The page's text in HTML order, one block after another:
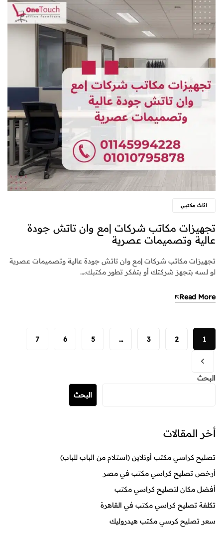
اثاث مكتبي
تجهيزات مكاتب شركات |مع وان تاتش جودة
عالية وتصميمات عصرية
تجهيزات مكاتب شركات |مع وان تاتش جودة عالية وتصميمات عصرية
لو لسه بتجهز شركتك أو بتفكر تطور مكتبك،…
Read More
1
2
3
…
5
6
7
البحث
البحث
أخر المقالات
تصليح كراسي مكتب أونلاين (استلام من الباب للباب)
أرخص تصليح كراسي مكتب في مصر
أفضل مكان لتصليح كراسي مكتب
تكلفة تصليح كراسي مكتب في القاهرة
سعر تصليح كرسي مكتب هيدروليك